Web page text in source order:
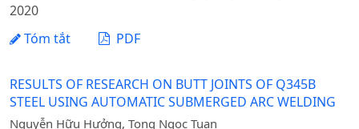
2020
Tóm tắt
PDF
RESULTS OF RESEARCH ON BUTT JOINTS OF Q345B
STEEL USING AUTOMATIC SUBMERGED ARC WELDING
Nguyễn Hữu Hưởng, Tong Ngoc Tuan